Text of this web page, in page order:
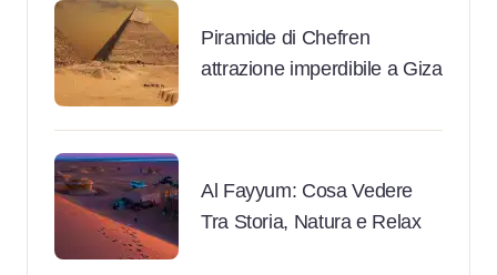
Piramide di Chefren
attrazione imperdibile a Giza
Al Fayyum: Cosa Vedere
Tra Storia, Natura e Relax